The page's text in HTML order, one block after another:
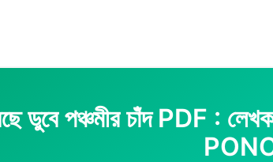
ডুবে পঞ্চমীর চাঁদ PDF